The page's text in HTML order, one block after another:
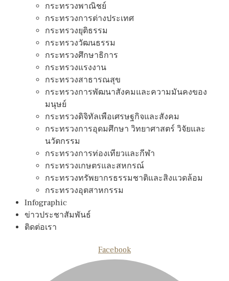
กระทรวงพาณิชย์
กระทรวงการต่างประเทศ
กระทรวงยุติธรรม
กระทรวงวัฒนธรรม
กระทรวงศึกษาธิการ
กระทรวงแรงงาน
กระทรวงสาธารณสุข
กระทรวงการพัฒนาสังคมและความมันคงของ
มนุษย์
กระทรวงดิจิทัลเพือเศรษฐกิจและสังคม
กระทรวงการอุดมศึกษา วิทยาศาสตร์ วิจัยและ
นวัตกรรม
กระทรวงการท่องเทียวและกีฬา
กระทรวงเกษตรและสหกรณ์
กระทรวงทรัพยากรธรรมชาติและสิงแวดล้อม
กระทรวงอุตสาหกรรม
Infographic
ข่าวประชาสัมพันธ์
ติดต่อเรา
Facebook